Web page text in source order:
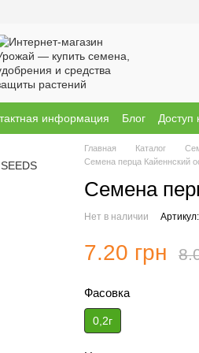
информация Блог
Доступ
Главная Каталог
Семена перца Кайеннский
Семена
Нет в наличии
7.20 грн
Фасовка
0,2г